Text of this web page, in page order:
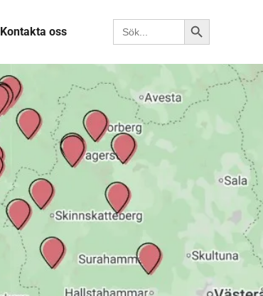
Kontakta oss Sök efter: Sökknapp